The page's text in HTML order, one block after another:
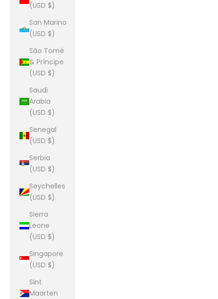
(USD $)
San Marino
(USD $)
São Tomé
& Príncipe
(USD $)
Saudi
Arabia
(USD $)
Senegal
(USD $)
Serbia
(USD $)
Seychelles
(USD $)
Sierra
Leone
(USD $)
Singapore
(USD $)
Sint
Maarten